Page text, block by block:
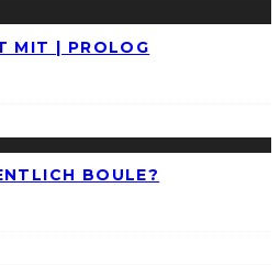
MIT | PROLOG
BOULE?